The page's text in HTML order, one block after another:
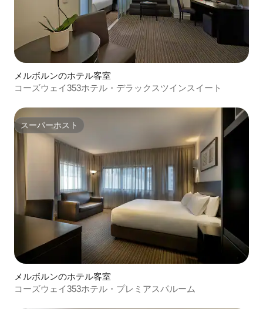
メルボルンのホテル客室
コーズウェイ353ホテル・デラックスツインスイート
スーパーホスト
スーパーホスト
メルボルンのホテル客室
コーズウェイ353ホテル・プレミアスパルーム